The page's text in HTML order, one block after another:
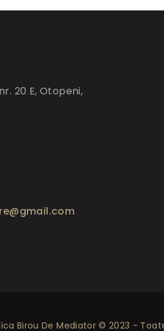
20 E, Otopeni,
Birou De Mediator © 2023 -